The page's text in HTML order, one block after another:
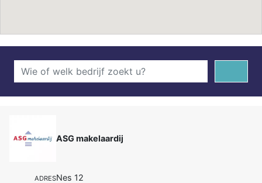
ASG makelaardij
ADRESNes 12